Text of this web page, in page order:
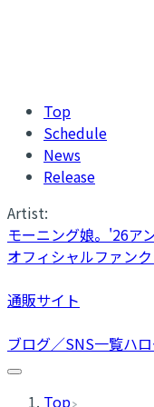
Top
Schedule
News
Release
Artist:
モーニング娘。'26ア
オフィシャルファン
通販サイト
ブログ／SNS一覧ハ
Top